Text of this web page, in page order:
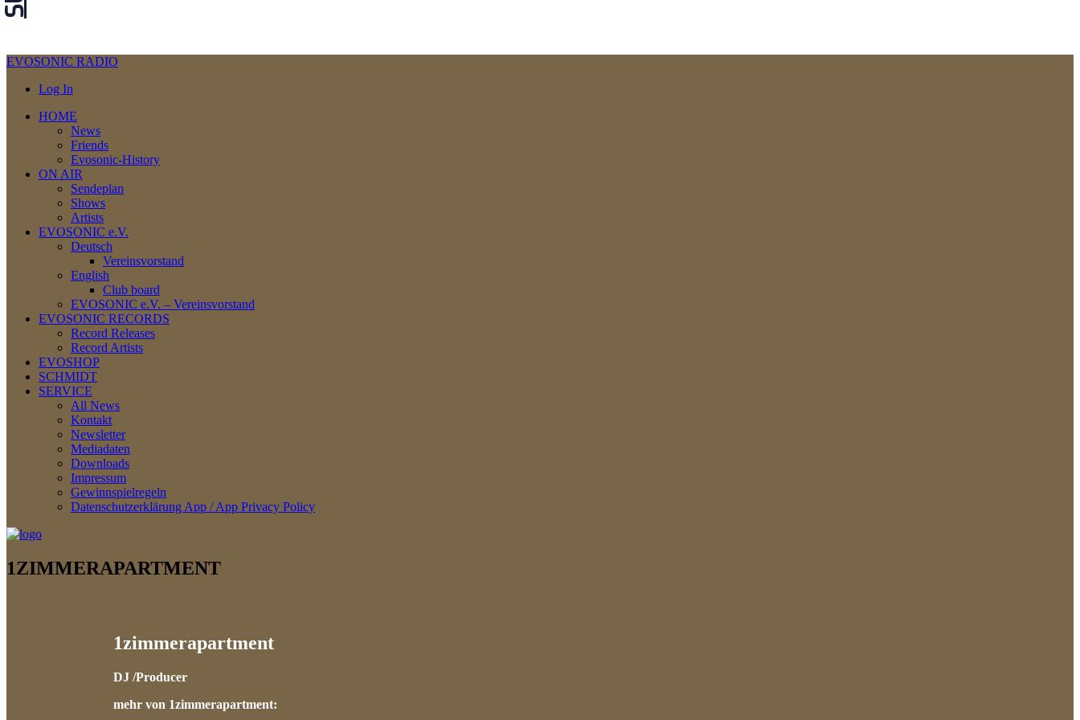
EVOSONIC RADIO
Log In
HOME
News
Friends
Evosonic-History
ON AIR
Sendeplan
Shows
Artists
EVOSONIC e.V.
Deutsch
Vereinsvorstand
English
Club board
EVOSONIC e.V. ‒ Vereinsvorstand
EVOSONIC RECORDS
Record Releases
Record Artists
EVOSHOP
SCHMIDT
SERVICE
All News
Kontakt
Newsletter
Mediadaten
Downloads
Impressum
Gewinnspielregeln
Datenschutzerklärung App / App Privacy Policy
1ZIMMERAPARTMENT
1zimmerapartment
DJ /Producer
mehr von 1zimmerapartment: